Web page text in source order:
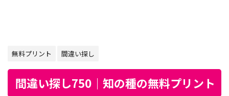
無料プリント 間違い探し
間違い探し750｜知の種の無料プリント